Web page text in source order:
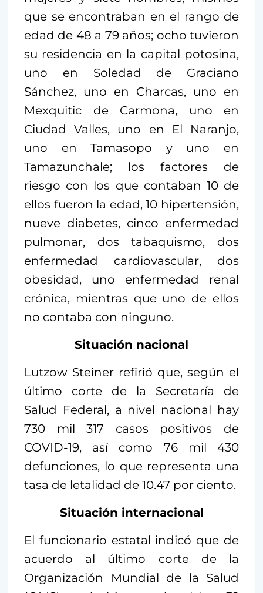
que se encontraban en el rango de
edad de 48 a 79 años; ocho tuvieron
su residencia en la capital potosina,
uno en Soledad de Graciano
Sánchez, uno en Charcas, uno en
Mexquitic de Carmona, uno en
Ciudad Valles, uno en El Naranjo,
uno en Tamasopo y uno en
Tamazunchale; los factores de
riesgo con los que contaban 10 de
ellos fueron la edad, 10 hipertensión,
nueve diabetes, cinco enfermedad
pulmonar, dos tabaquismo, dos
enfermedad cardiovascular, dos
obesidad, uno enfermedad renal
crónica, mientras que uno de ellos
no contaba con ninguno.
Situación nacional
Lutzow Steiner refirió que, según el
último corte de la Secretaría de
Salud Federal, a nivel nacional hay
730 mil 317 casos positivos de
COVID-19, así como 76 mil 430
defunciones, lo que representa una
tasa de letalidad de 10.47 por ciento.
Situación internacional
El funcionario estatal indicó que de
acuerdo al último corte de la
Organización Mundial de la Salud